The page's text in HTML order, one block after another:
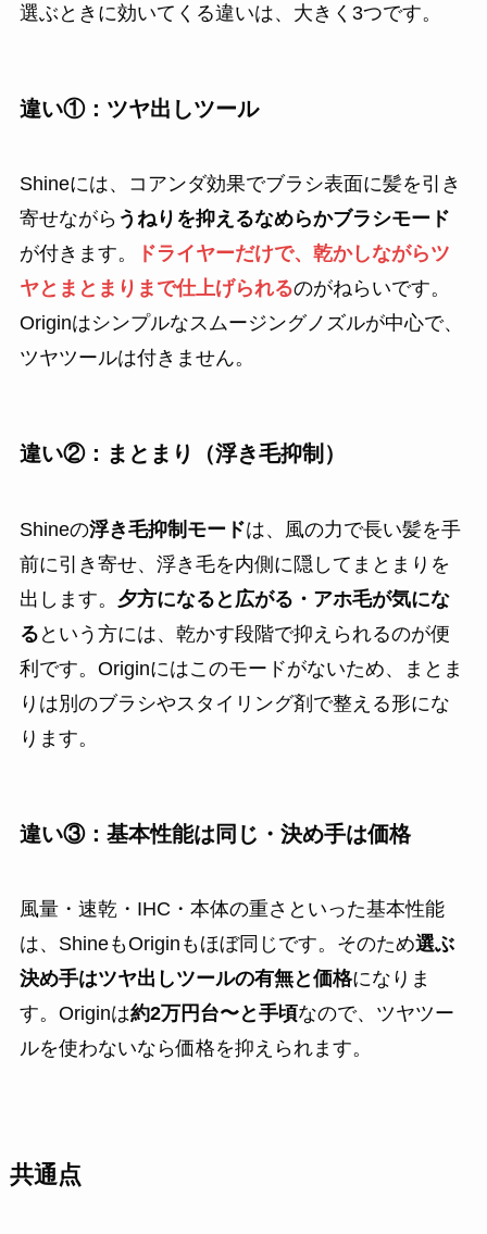
選ぶときに効いてくる違いは、大きく3つです。
違い①：ツヤ出しツール
Shineには、コアンダ効果でブラシ表面に髪を引き
寄せながら うねりを抑えるなめらかブラシモード
が付きます。
ドライヤーだけで、乾かしながらツ
ヤとまとまりまで仕上げられるのがねらいです。
Originはシンプルなスムージングノズルが中心で、
ツヤツールは付きません。
違い②：まとまり（浮き毛抑制）
Shineの浮き毛抑制モードは、風の力で長い髪を手
前に引き寄せ、浮き毛を内側に隠してまとまりを
出します。 夕方になると広がる・アホ毛が気にな
る という方には、乾かす段階で抑えられるのが便
利です。Originにはこのモードがないため、まとま
りは別のブラシやスタイリング剤で整える形にな
ります。
違い③：基本性能は同じ・決め手は価格
風量・速乾・IHC・本体の重さといった基本性能
は、ShineもOriginもほぼ同じです。そのため選ぶ
決め手はツヤ出しツールの有無と価格になりま
す。Originは約2万円台〜と手頃なので、ツヤツー
ルを使わないなら価格を抑えられます。
共通点